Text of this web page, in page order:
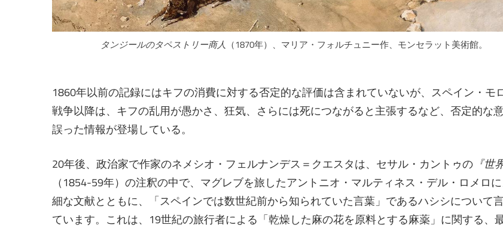
タンジールのタペストリー商人 （1870年）、マリア・フォルチュニー作、モンセラット美術館。
1860年以前の記録にはキフの消費に対する否定的な評価は含まれていないが、スペイン・モ
戦争以降は、キフの乱用が愚かさ、狂気、さらには死につながると主張するなど、否定的な
誤った情報が登場している。
20年後、政治家で作家のネメシオ・フェルナンデス＝クエスタは、セサル・カントゥの 『世
（1854-59年）の注釈の中で、マグレブを旅したアントニオ・マルティネス・デル・ロメロ
細な文献とともに、「スペインでは数世紀前から知られていた言葉」であるハシシについて
ています。これは、19世紀の旅行者による「乾燥した麻の花を原料とする麻薬」に関する、